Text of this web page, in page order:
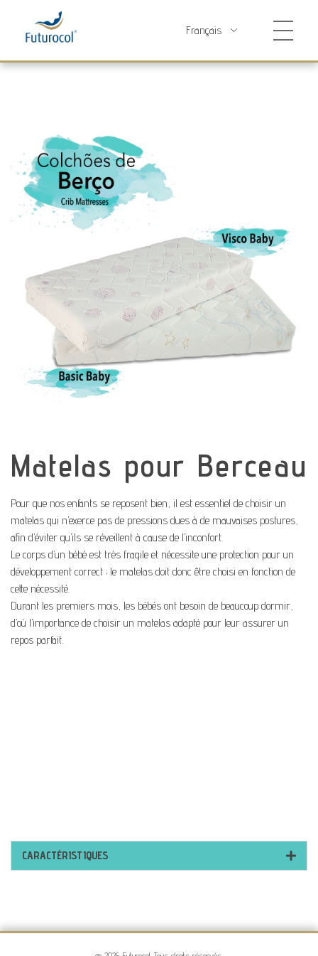
Matelas pour Berceau
Pour que nos enfants se reposent bien, il est essentiel de choisir un
matelas qui n’exerce pas de pressions dues à de mauvaises postures,
afin d’éviter qu’ils se réveillent à cause de l’inconfort.
Le corps d’un bébé est très fragile et nécessite une protection pour un
développement correct ; le matelas doit donc être choisi en fonction de
cette nécessité.
Durant les premiers mois, les bébés ont besoin de beaucoup dormir,
d’où l’importance de choisir un matelas adapté pour leur assurer un
repos parfait.
CARACTÉRISTIQUES